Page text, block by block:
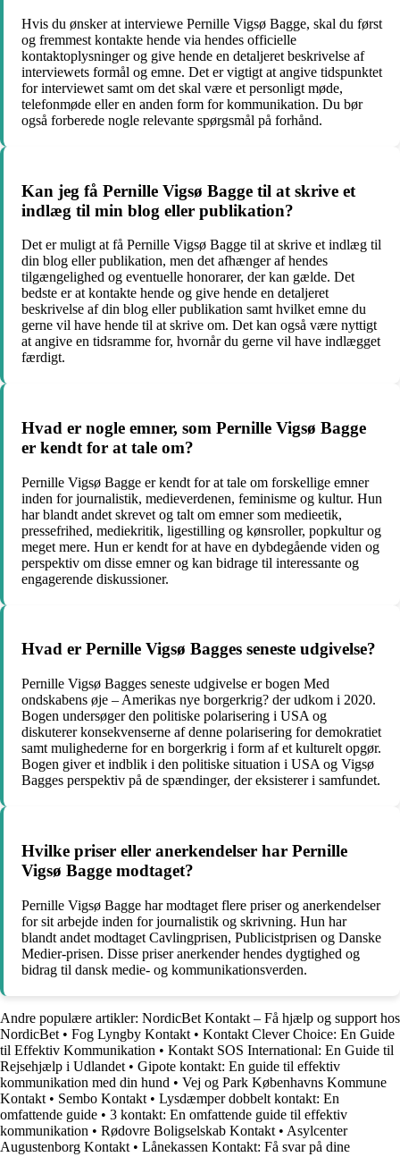
Hvis du ønsker at interviewe Pernille Vigsø Bagge, skal du først
og fremmest kontakte hende via hendes officielle
kontaktoplysninger og give hende en detaljeret beskrivelse af
interviewets formål og emne. Det er vigtigt at angive tidspunktet
for interviewet samt om det skal være et personligt møde,
telefonmøde eller en anden form for kommunikation. Du bør
også forberede nogle relevante spørgsmål på forhånd.
Kan jeg få Pernille Vigsø Bagge til at skrive et
indlæg til min blog eller publikation?
Det er muligt at få Pernille Vigsø Bagge til at skrive et indlæg til
din blog eller publikation, men det afhænger af hendes
tilgængelighed og eventuelle honorarer, der kan gælde. Det
bedste er at kontakte hende og give hende en detaljeret
beskrivelse af din blog eller publikation samt hvilket emne du
gerne vil have hende til at skrive om. Det kan også være nyttigt
at angive en tidsramme for, hvornår du gerne vil have indlægget
færdigt.
Hvad er nogle emner, som Pernille Vigsø Bagge
er kendt for at tale om?
Pernille Vigsø Bagge er kendt for at tale om forskellige emner
inden for journalistik, medieverdenen, feminisme og kultur. Hun
har blandt andet skrevet og talt om emner som medieetik,
pressefrihed, mediekritik, ligestilling og kønsroller, popkultur og
meget mere. Hun er kendt for at have en dybdegående viden og
perspektiv om disse emner og kan bidrage til interessante og
engagerende diskussioner.
Hvad er Pernille Vigsø Bagges seneste udgivelse?
Pernille Vigsø Bagges seneste udgivelse er bogen Med
ondskabens øje – Amerikas nye borgerkrig? der udkom i 2020.
Bogen undersøger den politiske polarisering i USA og
diskuterer konsekvenserne af denne polarisering for demokratiet
samt mulighederne for en borgerkrig i form af et kulturelt opgør.
Bogen giver et indblik i den politiske situation i USA og Vigsø
Bagges perspektiv på de spændinger, der eksisterer i samfundet.
Hvilke priser eller anerkendelser har Pernille
Vigsø Bagge modtaget?
Pernille Vigsø Bagge har modtaget flere priser og anerkendelser
for sit arbejde inden for journalistik og skrivning. Hun har
blandt andet modtaget Cavlingprisen, Publicistprisen og Danske
Medier-prisen. Disse priser anerkender hendes dygtighed og
bidrag til dansk medie- og kommunikationsverden.
Andre populære artikler: NordicBet Kontakt – Få hjælp og support hos
NordicBet • Fog Lyngby Kontakt • Kontakt Clever Choice: En Guide
til Effektiv Kommunikation • Kontakt SOS International: En Guide til
Rejsehjælp i Udlandet • Gipote kontakt: En guide til effektiv
kommunikation med din hund • Vej og Park Københavns Kommune
Kontakt • Sembo Kontakt • Lysdæmper dobbelt kontakt: En
omfattende guide • 3 kontakt: En omfattende guide til effektiv
kommunikation • Rødovre Boligselskab Kontakt • Asylcenter
Augustenborg Kontakt • Lånekassen Kontakt: Få svar på dine